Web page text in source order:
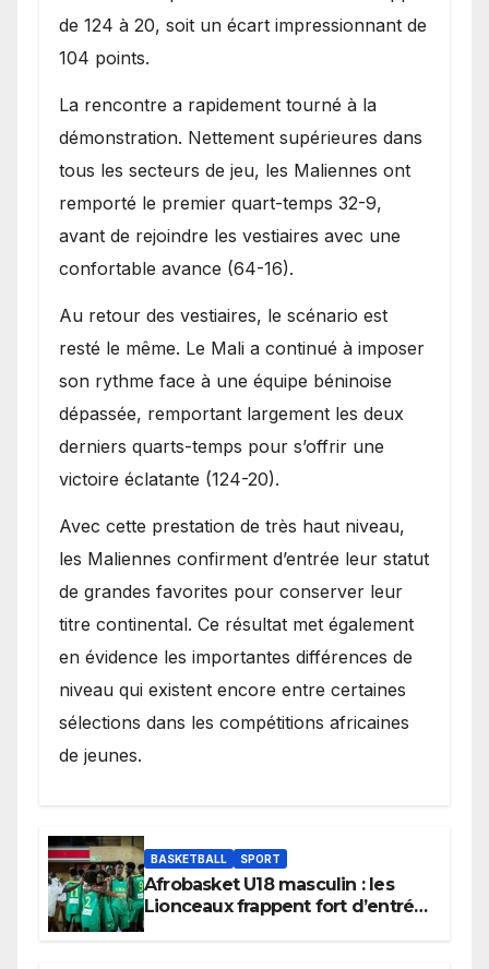
de 124 à 20, soit un écart impressionnant de
104 points.
La rencontre a rapidement tourné à la
démonstration. Nettement supérieures dans
tous les secteurs de jeu, les Maliennes ont
remporté le premier quart-temps 32-9,
avant de rejoindre les vestiaires avec une
confortable avance (64-16).
Au retour des vestiaires, le scénario est
resté le même. Le Mali a continué à imposer
son rythme face à une équipe béninoise
dépassée, remportant largement les deux
derniers quarts-temps pour s’offrir une
victoire éclatante (124-20).
Avec cette prestation de très haut niveau,
les Maliennes confirment d’entrée leur statut
de grandes favorites pour conserver leur
titre continental. Ce résultat met également
en évidence les importantes différences de
niveau qui existent encore entre certaines
sélections dans les compétitions africaines
de jeunes.
BASKETBALL SPORT
Afrobasket U18 masculin : les
Lionceaux frappent fort d’entrée